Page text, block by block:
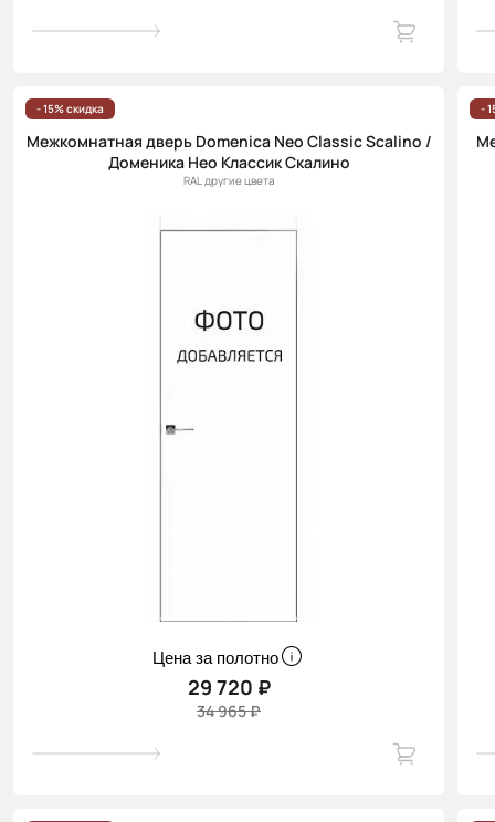
- 15% скидка
Межкомнатная дверь Domenica Neo Classic Scalino /
Доменика Нео Классик Скалино
RAL другие цвета
Цена за полотно
29 720 ₽
34 965 ₽
-